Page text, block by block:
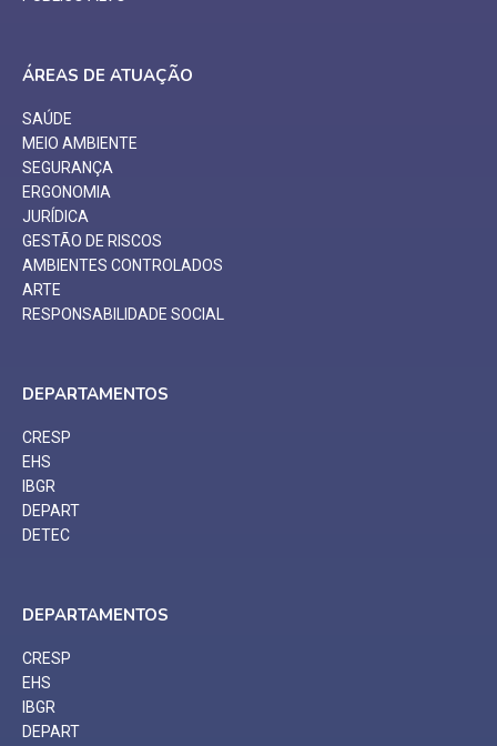
ÁREAS DE ATUAÇÃO
SAÚDE
MEIO AMBIENTE
SEGURANÇA
ERGONOMIA
JURÍDICA
GESTÃO DE RISCOS
AMBIENTES CONTROLADOS
ARTE
RESPONSABILIDADE SOCIAL
DEPARTAMENTOS
CRESP
EHS
IBGR
DEPART
DETEC
DEPARTAMENTOS
CRESP
EHS
IBGR
DEPART